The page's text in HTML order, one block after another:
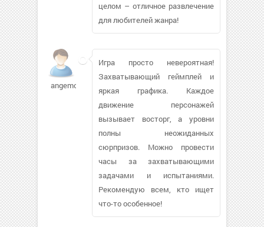
целом – отличное развлечение
для любителей жанра!
angemon
Игра просто невероятная!
Захватывающий геймплей и
яркая графика. Каждое
движение персонажей
вызывает восторг, а уровни
полны неожиданных
сюрпризов. Можно провести
часы за захватывающими
задачами и испытаниями.
Рекомендую всем, кто ищет
что-то особенное!